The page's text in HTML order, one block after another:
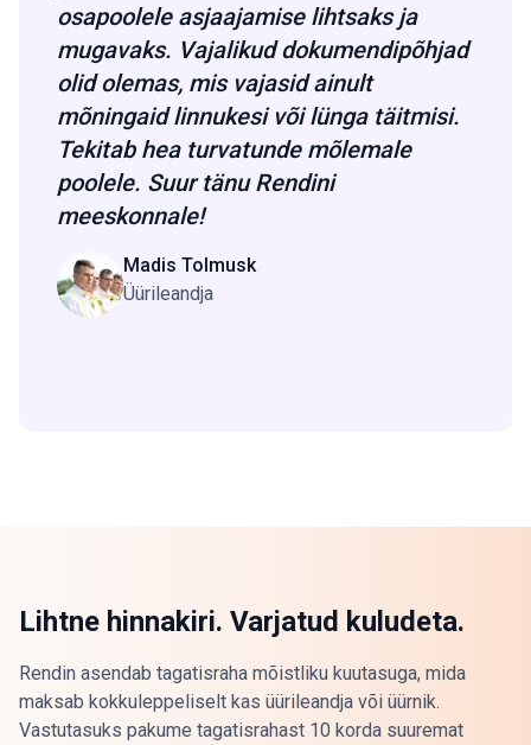
osapoolele asjaajamise lihtsaks ja
mugavaks. Vajalikud dokumendipõhjad
olid olemas, mis vajasid ainult
mõningaid linnukesi või lünga täitmisi.
Tekitab hea turvatunde mõlemale
poolele. Suur tänu Rendini
meeskonnale!
Madis Tolmusk
Üürileandja
Lihtne hinnakiri. Varjatud kuludeta.
Rendin asendab tagatisraha mõistliku kuutasuga, mida
maksab kokkuleppeliselt kas üürileandja või üürnik.
Vastutasuks pakume tagatisrahast 10 korda suuremat